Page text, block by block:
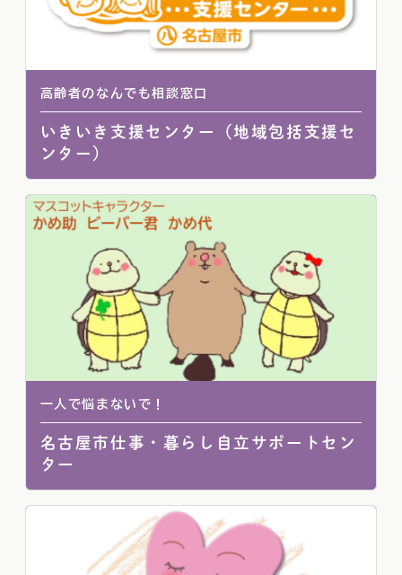
高齢者のなんでも相談窓口
いきいき支援センター（地域包括支援セ
ンター）
一人で悩まないで！
名古屋市仕事・暮らし自立サポートセン
ター